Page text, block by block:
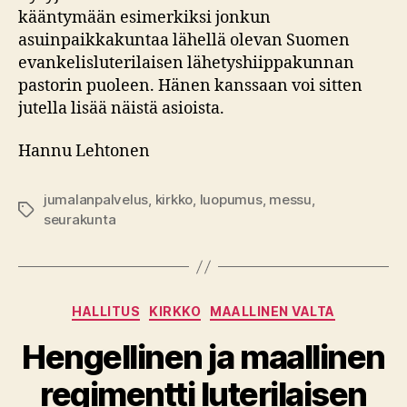
kääntymään esimerkiksi jonkun
asuinpaikkakuntaa lähellä olevan Suomen
evankelisluterilaisen lähetyshiippakunnan
pastorin puoleen. Hänen kanssaan voi sitten
jutella lisää näistä asioista.
Hannu Lehtonen
Avainsanat
jumalanpalvelus, kirkko, luopumus, messu,
seurakunta
Kategoriat
HALLITUS KIRKKO MAALLINEN VALTA
Hengellinen ja maallinen
regimentti luterilaisen